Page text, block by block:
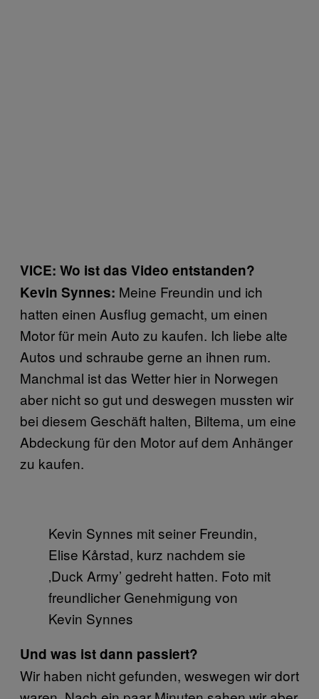
VICE: Wo ist das Video entstanden?
Kevin Synnes: Meine Freundin und ich
hatten einen Ausflug gemacht, um einen
Motor für mein Auto zu kaufen. Ich liebe alte
Autos und schraube gerne an ihnen rum.
Manchmal ist das Wetter hier in Norwegen
aber nicht so gut und deswegen mussten wir
bei diesem Geschäft halten, Biltema, um eine
Abdeckung für den Motor auf dem Anhänger
zu kaufen.
Kevin Synnes mit seiner Freundin,
Elise Kårstad, kurz nachdem sie
‚Duck Army’ gedreht hatten. Foto mit
freundlicher Genehmigung von
Kevin Synnes
Und was ist dann passiert?
Wir haben nicht gefunden, weswegen wir dort